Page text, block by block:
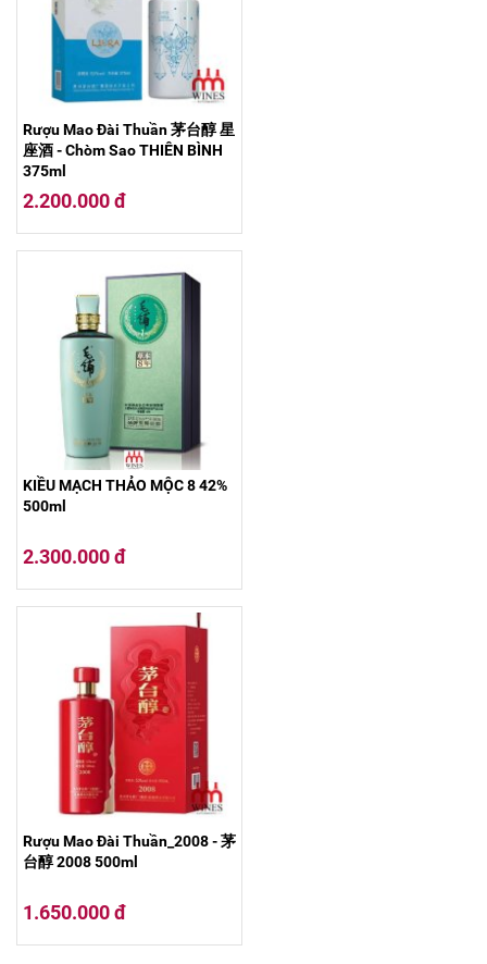
Rượu Mao Đài Thuần 茅台醇 星
座酒 - Chòm Sao THIÊN BÌNH
375ml
2.200.000 đ
KIỀU MẠCH THẢO MỘC 8 42%
500ml
2.300.000 đ
Rượu Mao Đài Thuần_2008 - 茅
台醇 2008 500ml
1.650.000 đ